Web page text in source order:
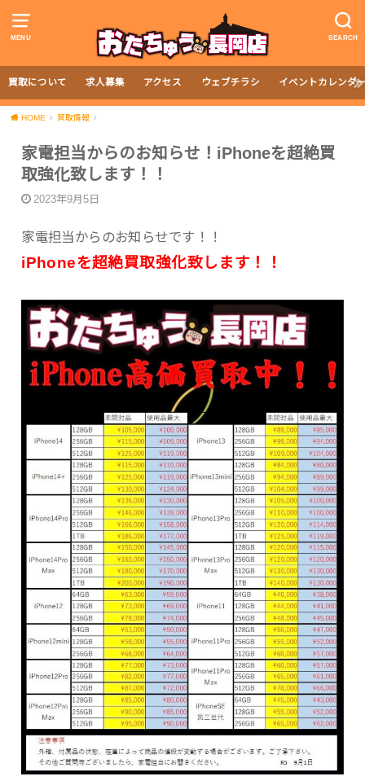
MENU SEARCH
買取について 求人募集 アクセス ウェブチラシ イベントカレンダ
HOME 買取情報
家電担当からのお知らせ！iPhoneを超絶買
取強化致します！！
2023年9月5日
家電担当からのお知らせです！！
iPhoneを超絶買取強化致します！！